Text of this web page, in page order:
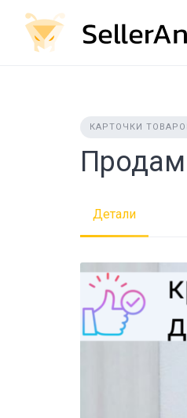
content
КАРТОЧКИ ТОВАРОВ
Продам
Детали